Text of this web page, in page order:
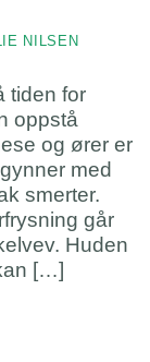
NILSEN
tiden for
oppstå
og ører er
med
smerter.
går
Huden
[…]